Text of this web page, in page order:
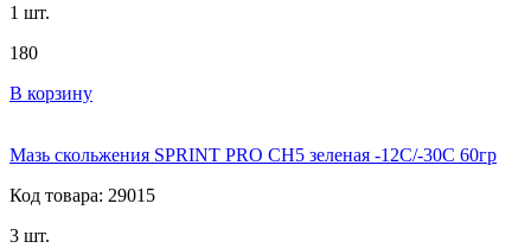
1 шт.
180
В корзину
Мазь скольжения SPRINT PRO CH5 зеленая -12C/-30C 60гр
Код товара: 29015
3 шт.